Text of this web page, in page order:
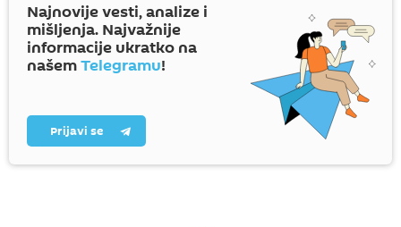
Najnovije vesti, analize i
mišljenja. Najvažnije
informacije ukratko na
našemTelegramu!
Prijavi se